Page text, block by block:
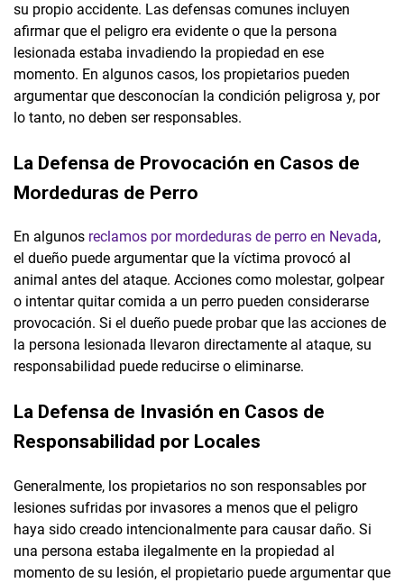
su propio accidente. Las defensas comunes incluyen
afirmar que el peligro era evidente o que la persona
lesionada estaba invadiendo la propiedad en ese
momento. En algunos casos, los propietarios pueden
argumentar que desconocían la condición peligrosa y, por
lo tanto, no deben ser responsables.
La Defensa de Provocación en Casos de
Mordeduras de Perro
En algunos reclamos por mordeduras de perro en Nevada,
el dueño puede argumentar que la víctima provocó al
animal antes del ataque. Acciones como molestar, golpear
o intentar quitar comida a un perro pueden considerarse
provocación. Si el dueño puede probar que las acciones de
la persona lesionada llevaron directamente al ataque, su
responsabilidad puede reducirse o eliminarse.
La Defensa de Invasión en Casos de
Responsabilidad por Locales
Generalmente, los propietarios no son responsables por
lesiones sufridas por invasores a menos que el peligro
haya sido creado intencionalmente para causar daño. Si
una persona estaba ilegalmente en la propiedad al
momento de su lesión, el propietario puede argumentar que